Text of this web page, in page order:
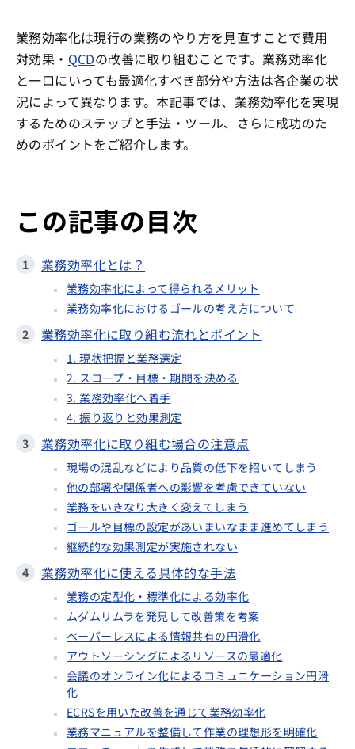
業務効率化は現行の業務のやり方を見直すことで費用
対効果・ QCDの改善に取り組むことです。業務効率化
と一口にいっても最適化すべき部分や方法は各企業の状
況によって異なります。本記事では、業務効率化を実現
するためのステップと手法・ツール、さらに成功のた
めのポイントをご紹介します。
この記事の目次
業務効率化とは？
業務効率化によって得られるメリット
業務効率化におけるゴールの考え方について
業務効率化に取り組む流れとポイント
1. 現状把握と業務選定
2. スコープ・目標・期間を決める
3. 業務効率化へ着手
4. 振り返りと効果測定
業務効率化に取り組む場合の注意点
現場の混乱などにより品質の低下を招いてしまう
他の部署や関係者への影響を考慮できていない
業務をいきなり大きく変えてしまう
ゴールや目標の設定があいまいなまま進めてしまう
継続的な効果測定が実施されない
業務効率化に使える具体的な手法
業務の定型化・標準化による効率化
ムダムリムラを発見して改善策を考案
ペーパーレスによる情報共有の円滑化
アウトソーシングによるリソースの最適化
会議のオンライン化によるコミュニケーション円滑
化
ECRSを用いた改善を通じて業務効率化
業務マニュアルを整備して作業の理想形を明確化